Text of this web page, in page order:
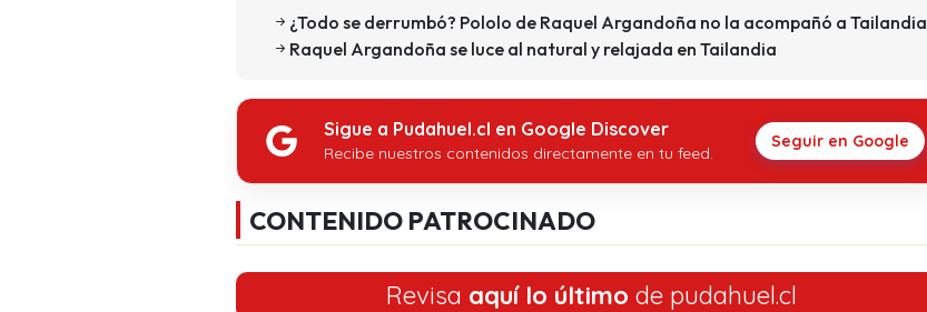
¿Todo se derrumbó? Pololo de Raquel Argandoña no la acompañó a Tailandia
Raquel Argandoña se luce al natural y relajada en Tailandia
Sigue a Pudahuel.cl en Google Discover
Recibe nuestros contenidos directamente en tu feed.
Seguir en Google
CONTENIDO PATROCINADO
Revisa aquí lo último de pudahuel.cl